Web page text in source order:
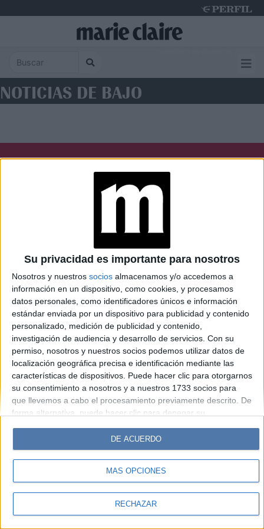
Su privacidad es importante para nosotros
Nosotros y nuestros socios almacenamos y/o accedemos a
información en un dispositivo, como cookies, y procesamos
datos personales, como identificadores únicos e información
estándar enviada por un dispositivo para publicidad y contenido
personalizado, medición de publicidad y contenido,
investigación de audiencia y desarrollo de servicios. Con su
permiso, nosotros y nuestros socios podemos utilizar datos de
localización geográfica precisa e identificación mediante las
características de dispositivos. Puede hacer clic para otorgarnos
su consentimiento a nosotros y a nuestros 1733 socios para
que llevemos a cabo el procesamiento previamente descrito. De
forma alternativa, puede hacer clic para denegar su
cambiar sus preferencias antes de otorgar su consentimiento.
Tenga en cuenta que algún procesamiento de sus datos
personales puede no requerir de su consentimiento, pero usted
tiene el derecho de rechazar tal procesamiento. Sus
sus preferencias o retirar su consentimiento en cualquier
MÁS OPCIONES
RECHAZAR
DE ACUERDO
NOTICIAS DE BAJO
Caras Noticias
Weekend Parabrisas
Look
Luz Mía Lunateen Break BATimes
© Perfil.com 2006-2019 - Todos los derechos reservados
Registro de Propiedad Intelectual: Nro. 5346433